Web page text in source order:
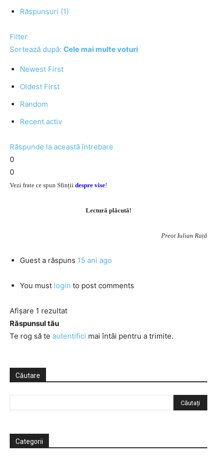
Răspunsuri (1)
Filter
Sortează după: Cele mai multe voturi
Newest First
Oldest First
Random
Recent activ
Răspunde la această întrebare
0
0
Vezi frate ce spun Sfinții despre vise!
Lectură plăcută!
Preot Iulian Rață
Guest a răspuns 15 ani ago
You must login to post comments
Afișare 1 rezultat
Răspunsul tău
Te rog să te autentifici mai întâi pentru a trimite.
Căutare
Categorii